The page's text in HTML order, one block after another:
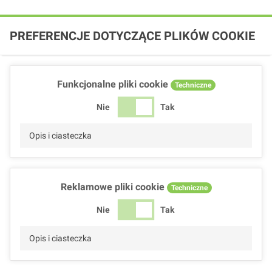
PREFERENCJE DOTYCZĄCE PLIKÓW COOKIE
Funkcjonalne pliki cookie Techniczne
Nie Tak
Opis i ciasteczka
Reklamowe pliki cookie Techniczne
Nie Tak
Opis i ciasteczka